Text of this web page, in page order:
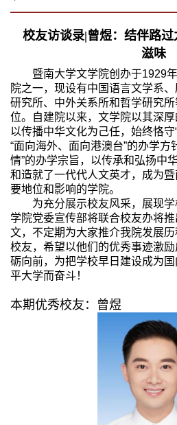
校友访谈录|曾煜：结伴路
滋味
暨南大学文学院创办于1929
院之一，现设有中国语言文学系
研究所、中外关系所和哲学研究
位。自建院以来，文学院以其深厚
以传播中华文化为己任，始终恪守
“面向海外、面向港澳台”的办学方
情”的办学宗旨，以传承和弘扬中
和造就了一代代人文英才，成为
要地位和影响的学院。
为充分展示校友风采，展现
学院党委宣传部将联合校友办将推
文，不定期为大家推介我院发展
校友，希望以他们的优秀事迹激
砺向前，为把学校早日建设成为
平大学而奋斗！
本期优秀校友：曾煜